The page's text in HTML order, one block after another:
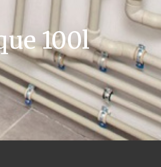
100l